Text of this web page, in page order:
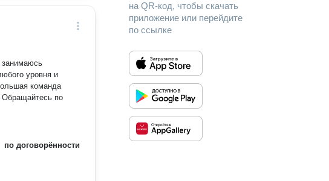
занимаюсь
уровня и
команда
по договорённости
на QR-код, чтобы скачать
приложение или перейдите
по ссылке